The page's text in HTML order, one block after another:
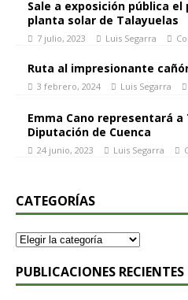
Sale a exposición pública
planta solar de Talayuelas
7 julio, 2023 Luis Segarra
Ruta al impresionante
3 febrero, 2024 Luis Segarra
Emma Cano representará
Diputación de Cuenca
24 junio, 2023 Luis Segarra
CATEGORÍAS
PUBLICACIONES RECIENTES